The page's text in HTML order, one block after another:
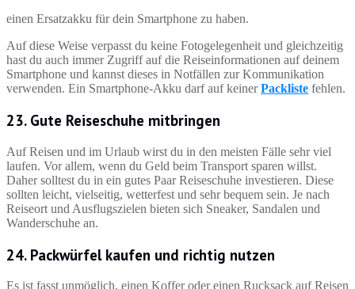
einen Ersatzakku für dein Smartphone zu haben.
Auf diese Weise verpasst du keine Fotogelegenheit und gleichzeitig
hast du auch immer Zugriff auf die Reiseinformationen auf deinem
Smartphone und kannst dieses in Notfällen zur Kommunikation
verwenden. Ein Smartphone-Akku darf auf keinerPackliste fehlen.
23. Gute Reiseschuhe mitbringen
Auf Reisen und im Urlaub wirst du in den meisten Fälle sehr viel
laufen. Vor allem, wenn du Geld beim Transport sparen willst.
Daher solltest du in ein gutes Paar Reiseschuhe investieren. Diese
sollten leicht, vielseitig, wetterfest und sehr bequem sein. Je nach
Reiseort und Ausflugszielen bieten sich Sneaker, Sandalen und
Wanderschuhe an.
24. Packwürfelkaufen und richtig nutzen
Es ist fasst unmöglich, einen Koffer oder einen Rucksack auf Reisen